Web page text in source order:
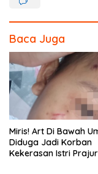
o
o
k
Baca Juga
Miris! Art Di Bawah
Diduga Jadi Korban
Kekerasan Istri